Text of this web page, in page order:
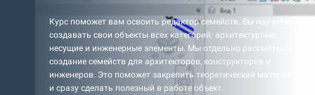
Курс поможет вам освоить редактор семейств. Вы научитесь
создавать свои объекты всех категорий: архитектурные,
несущие и инженерные элементы. Мы отдельно рассмотрели
создание семейств для архитекторов, конструкторов и
инженеров. Это поможет закрепить теоретический материал
и сразу сделать полезный в работе объект.